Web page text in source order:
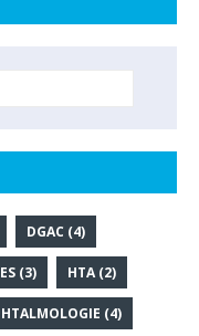
DGAC (4)
(3) HTA (2)
(4)